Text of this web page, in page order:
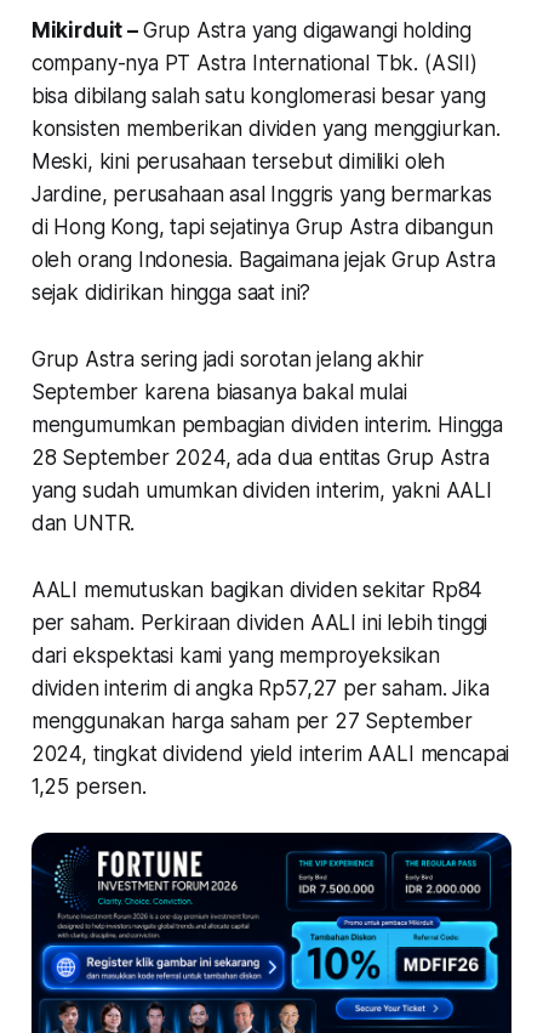
Mikirduit – Grup Astra yang digawangi holding
company-nya PT Astra International Tbk. (ASII)
bisa dibilang salah satu konglomerasi besar yang
konsisten memberikan dividen yang menggiurkan.
Meski, kini perusahaan tersebut dimiliki oleh
Jardine, perusahaan asal Inggris yang bermarkas
di Hong Kong, tapi sejatinya Grup Astra dibangun
oleh orang Indonesia. Bagaimana jejak Grup Astra
sejak didirikan hingga saat ini?
Grup Astra sering jadi sorotan jelang akhir
September karena biasanya bakal mulai
mengumumkan pembagian dividen interim. Hingga
28 September 2024, ada dua entitas Grup Astra
yang sudah umumkan dividen interim, yakni AALI
dan UNTR.
AALI memutuskan bagikan dividen sekitar Rp84
per saham. Perkiraan dividen AALI ini lebih tinggi
dari ekspektasi kami yang memproyeksikan
dividen interim di angka Rp57,27 per saham. Jika
menggunakan harga saham per 27 September
2024, tingkat dividend yield interim AALI mencapai
1,25 persen.